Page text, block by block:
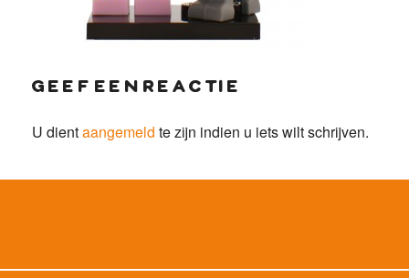
geef een reactie
U dientaangemeld te zijn indien u iets wilt schrijven.